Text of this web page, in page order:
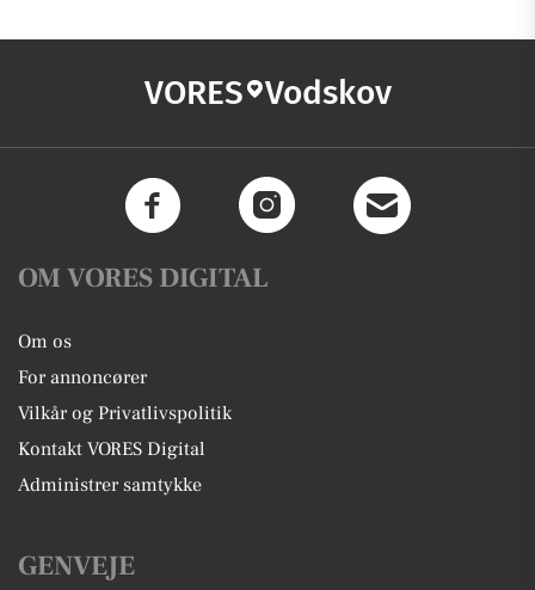
VORES Vodskov
OM VORES DIGITAL
Om os
For annoncører
Vilkår og Privatlivspolitik
Kontakt VORES Digital
Administrer samtykke
GENVEJE